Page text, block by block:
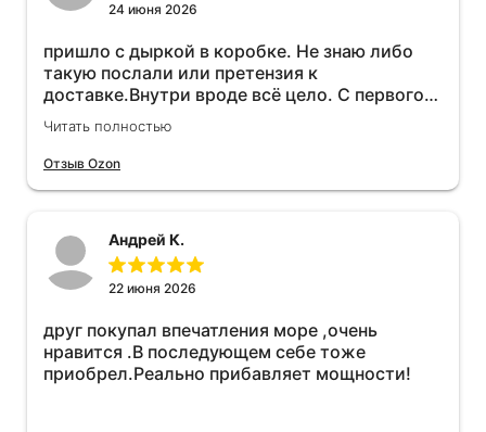
24 июня 2026
пришло с дыркой в коробке. Не знаю либо
такую послали или претензия к
доставке.Внутри вроде всё цело. С первого
раза установить не получается не знаю
может интернет дурит. Четыре звёзды за
упаковку с дыркой.Как опробую дополню
всё установилось по работе устройства
дополню позже ещё не проехал 120
км.Дополняю после пробега 120 км
более энергичный расход не
увеличился.Всем рекомендую к покупке.
Читать полностью
Отзыв Ozon
Андрей К.
22 июня 2026
друг покупал впечатления море ,очень
нравится .В последующем себе тоже
приобрел.Реально прибавляет мощности!